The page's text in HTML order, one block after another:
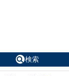
検索